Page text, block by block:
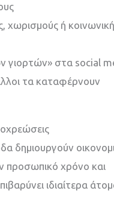
χωρισμούς ή
γιορτών» στα social
τα καταφέρνουν
δημιουργούν
προσωπικό χρόνο και
ιδιαίτερα